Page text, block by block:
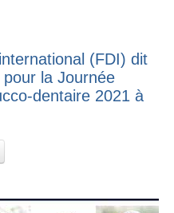
(FDI) dit
la Journée
dentaire 2021 à